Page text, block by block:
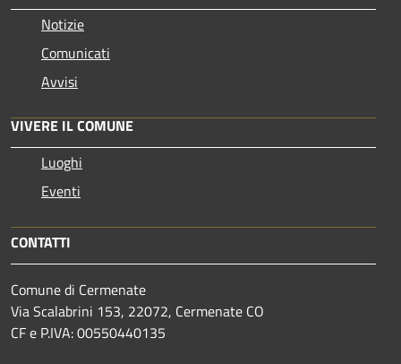
Notizie
Comunicati
Avvisi
VIVERE IL COMUNE
Luoghi
Eventi
CONTATTI
Comune di Cermenate
Via Scalabrini 153, 22072, Cermenate CO
CF e P.IVA: 00550440135